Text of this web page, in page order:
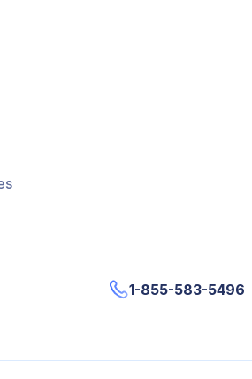
1-855-583-5496